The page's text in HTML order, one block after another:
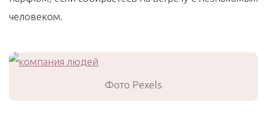
человеком.
Фото Pexels